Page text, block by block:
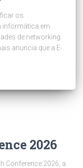
os
informática em
de networking.
anuncia que a E-
2026
Conference 2026, a